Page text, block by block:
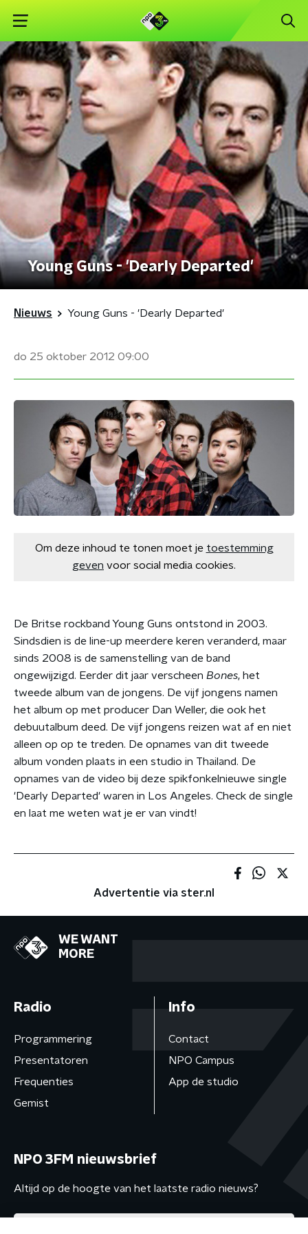
Young Guns - 'Dearly Departed'
Nieuws Young Guns - 'Dearly Departed'
do 25 oktober 2012 09:00
Om deze inhoud te tonen moet je toestemming
geven voor social media cookies.
De Britse rockband Young Guns ontstond in 2003.
Sindsdien is de line-up meerdere keren veranderd, maar
sinds 2008 is de samenstelling van de band
ongewijzigd. Eerder dit jaar verscheen Bones, het
tweede album van de jongens. De vijf jongens namen
het album op met producer Dan Weller, die ook het
debuutalbum deed. De vijf jongens reizen wat af en niet
alleen op op te treden. De opnames van dit tweede
album vonden plaats in een studio in Thailand. De
opnames van de video bij deze spikfonkelnieuwe single
'Dearly Departed' waren in Los Angeles. Check de single
en laat me weten wat je er van vindt!
Advertentie via ster.nl
WE WANT
MORE
Radio
Programmering
Presentatoren
Frequenties
Gemist
Info
Contact
NPO Campus
App de studio
NPO 3FM nieuwsbrief
Altijd op de hoogte van het laatste radio nieuws?